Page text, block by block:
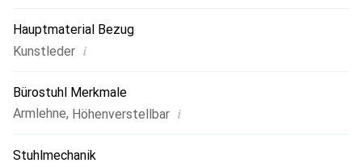
zusätzlichen Komfort und unterstützt eine ergonomische
Sitzhaltung. Damit vereint der Winslow Schreibtischstuhl
wird somit zu einer perfekten Ergänzung für Ihr Büro.
Hauptmaterial Bezug
Kunstleder i
Bürostuhl Merkmale
Armlehne, Höhenverstellbar i
Stuhlmechanik